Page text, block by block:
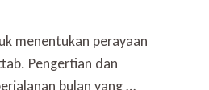
menentukan perayaan
Pengertian dan
bulan yang …